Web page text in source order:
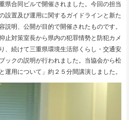
県合同ビルで開催されました。今回の担当
設置及び運用に関するガイドラインと新た
説明、公開が目的で開催されたものです。
止対策室長から県内の犯罪情勢と防犯カメ
、続けて三重県環境生活部くらし・交通安
ックの説明が行われました。当協会から松
運用について」約２５分間講演しました。